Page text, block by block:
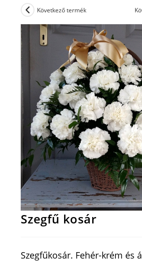
Következő termék
Szegfű kosár
Szegfűkosár. Fehér-krém és